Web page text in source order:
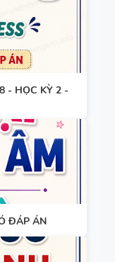
SUCCESS -
HỌC KỲ 1 -
CÓ ĐÁP ÁN
- HỌC KỲ 2 -
ĐÁP ÁN